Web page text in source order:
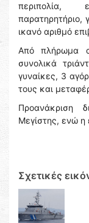
περιπολία,
παρατηρητήριο,
ικανό αριθμό
Από πλήρωμα
συνολικά
γυναίκες, 3
τους και
Προανάκριση
Μεγίστης, ενώ
Σχετικές